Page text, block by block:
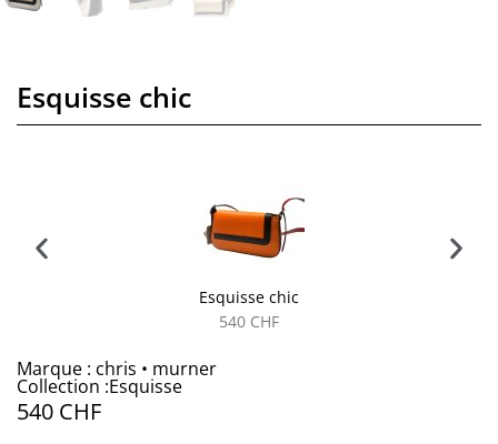
Esquisse chic
Esquisse chic
540 CHF
Marque : chris • murner
Collection :Esquisse
540 CHF